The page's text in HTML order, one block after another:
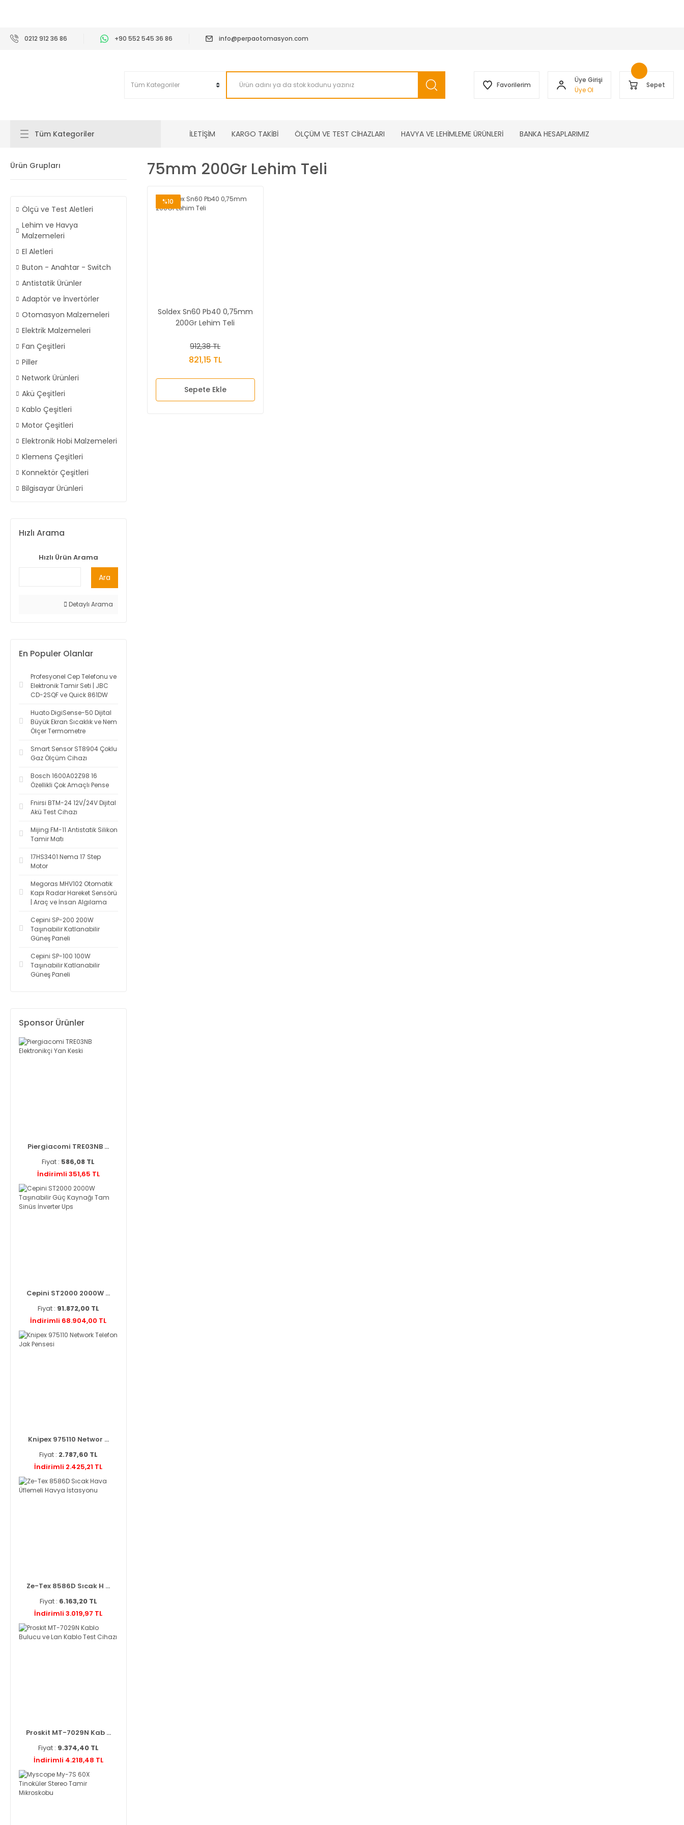
0212 912 36 86 +90 552 545 36 86 info@perpaotomasyon.com
Favorilerim
Üye Girişi
Üye Ol
Sepet
Tüm Kategoriler İLETİŞİM KARGO TAKİBİ ÖLÇÜM VE TEST CİHAZLARI HAVYA VE LEHİMLEME ÜRÜNLERİ BANKA HESAPLARIMIZ
Ürün Grupları
Ölçü ve Test Aletleri
Lehim ve Havya
Malzemeleri
El Aletleri
Buton - Anahtar - Switch
Antistatik Ürünler
Adaptör ve İnvertörler
Otomasyon Malzemeleri
Elektrik Malzemeleri
Fan Çeşitleri
Piller
Network Ürünleri
Akü Çeşitleri
Kablo Çeşitleri
Motor Çeşitleri
Elektronik Hobi Malzemeleri
Klemens Çeşitleri
Konnektör Çeşitleri
Bilgisayar Ürünleri
Hızlı Arama
Hızlı Ürün Arama
Ara
Detaylı Arama
En Populer Olanlar
Profesyonel Cep Telefonu ve
Elektronik Tamir Seti | JBC
CD-2SQF ve Quick 861DW
Huato DigiSense-50 Dijital
Büyük Ekran Sıcaklık ve Nem
Ölçer Termometre
Smart Sensor ST8904 Çoklu
Gaz Ölçüm Cihazı
Bosch 1600A02Z98 16
Özellikli Çok Amaçlı Pense
Fnirsi BTM-24 12V/24V Dijital
Akü Test Cihazı
Mijing FM-11 Antistatik Silikon
Tamir Matı
17HS3401 Nema 17 Step
Motor
Megoras MHV102 Otomatik
Kapı Radar Hareket Sensörü
| Araç ve İnsan Algılama
Cepini SP-200 200W
Taşınabilir Katlanabilir
Güneş Paneli
Cepini SP-100 100W
Taşınabilir Katlanabilir
Güneş Paneli
Sponsor Ürünler
Piergiacomi TRE03NB ...
Fiyat : 586,08 TL
İndirimli 351,65 TL
Cepini ST2000 2000W ...
Fiyat : 91.872,00 TL
İndirimli 68.904,00 TL
Knipex 975110 Networ ...
Fiyat : 2.787,60 TL
İndirimli 2.425,21 TL
Ze-Tex 8586D Sıcak H ...
Fiyat : 6.163,20 TL
İndirimli 3.019,97 TL
Proskit MT-7029N Kab ...
Fiyat : 9.374,40 TL
İndirimli 4.218,48 TL
75mm 200Gr Lehim Teli
%10
Soldex Sn60 Pb40 0,75mm
200Gr Lehim Teli
912,38 TL
821,15 TL
Sepete Ekle